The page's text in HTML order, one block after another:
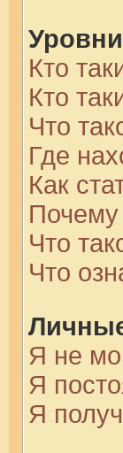
Кто
Кто
Что
Где
Как
Почему
Что
Что
Я не
Я
Я